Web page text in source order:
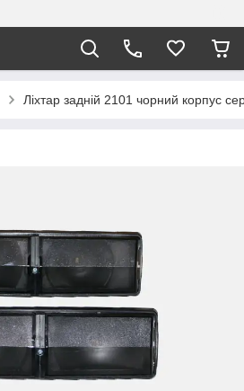
Ліхтар задній 2101 чорний корпус